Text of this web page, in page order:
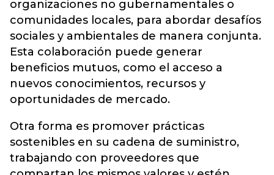
organizaciones no gubernamentales o
comunidades locales, para abordar desafíos
sociales y ambientales de manera conjunta.
Esta colaboración puede generar
beneficios mutuos, como el acceso a
nuevos conocimientos, recursos y
oportunidades de mercado.
Otra forma es promover prácticas
sostenibles en su cadena de suministro,
trabajando con proveedores que